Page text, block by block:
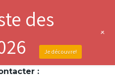
:
des
Je découvre!
+